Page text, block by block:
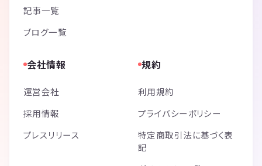
記事一覧
ブログ一覧
会社情報
運営会社
採用情報
プレスリリース
規約
利用規約
プライバシーポリシー
特定商取引法に基づく表
記